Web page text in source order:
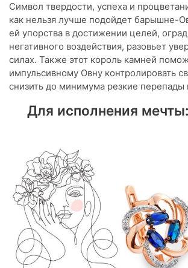
Символ твердости, успеха и
как нельзя лучше подойдет барышне-
ей упорства в достижении целей,
негативного воздействия, разовьет
силах. Также этот король камней
импульсивному Овну контролировать
снизить до минимума резкие перепады
Для исполнения